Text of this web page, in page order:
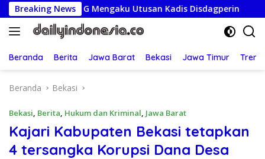
Langsung
ke
konten
Breaking News
G Mengaku Utusan Kadis Disdagperin Jaga Jakarta
Beranda Berita Jawa Barat Bekasi Jawa Timur
Beranda Bekasi
Bekasi, Berita, Hukum dan Kriminal, Jawa Barat
Kajari Kabupaten Bekasi tetapkan
4 tersangka Korupsi Dana Desa